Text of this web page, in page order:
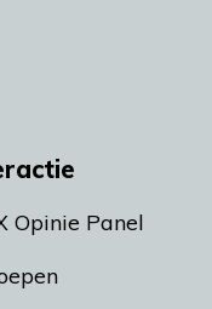
Opinie Panel